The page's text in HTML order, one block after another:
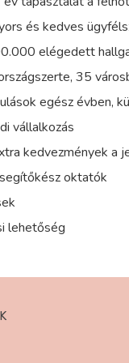
és kedves
elégedett
35
egész évben,
vállalkozás
kedvezmények a
oktatók
lehetőség